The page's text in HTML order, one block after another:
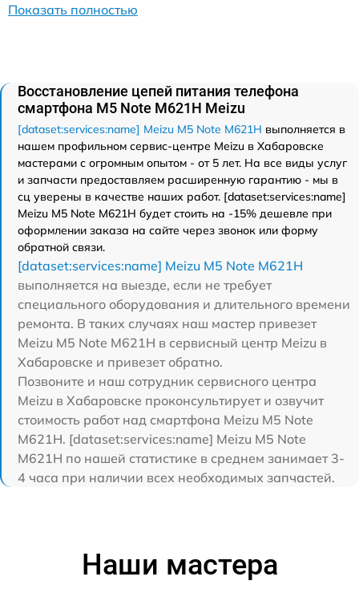
Показать полностью
Восстановление цепей питания телефона
смартфона M5 Note M621H Meizu
[dataset:services:name] Meizu M5 Note M621H выполняется в
нашем профильном сервис-центре Meizu в Хабаровске
мастерами с огромным опытом - от 5 лет. На все виды услуг
и запчасти предоставляем расширенную гарантию - мы в
сц уверены в качестве наших работ. [dataset:services:name]
Meizu M5 Note M621H будет стоить на -15% дешевле при
оформлении заказа на сайте через звонок или форму
обратной связи.
[dataset:services:name] Meizu M5 Note M621H
выполняется на выезде, если не требует
специального оборудования и длительного времени
ремонта. В таких случаях наш мастер привезет
Meizu M5 Note M621H в сервисный центр Meizu в
Хабаровске и привезет обратно.
Позвоните и наш сотрудник сервисного центра
Meizu в Хабаровске проконсультирует и озвучит
стоимость работ над смартфона Meizu M5 Note
M621H. [dataset:services:name] Meizu M5 Note
M621H по нашей статистике в среднем занимает 3-
4 часа при наличии всех необходимых запчастей.
Наши мастера